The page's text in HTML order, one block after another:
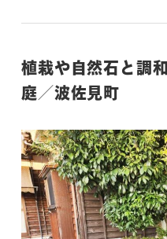
植栽や自然石と調
庭／波佐見町